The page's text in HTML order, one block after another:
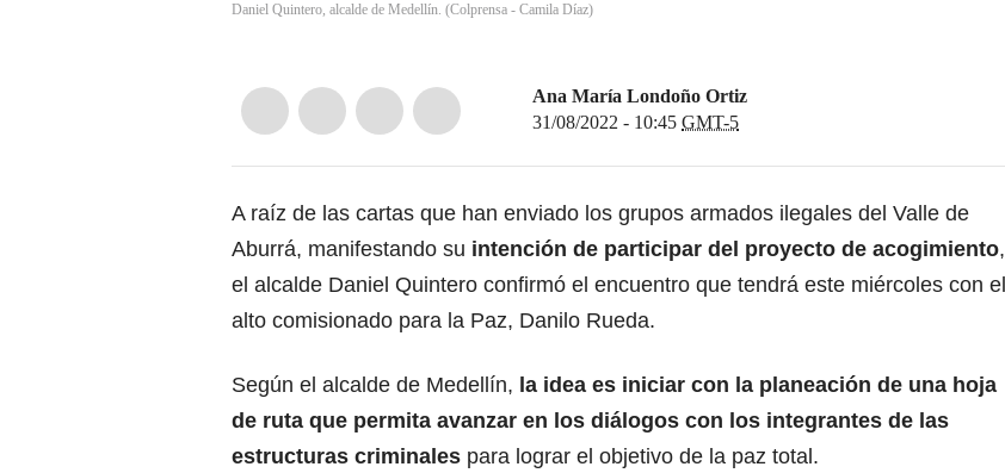
Daniel Quintero, alcalde de Medellín. (Colprensa - Camila Díaz)
Ana María Londoño Ortiz
31/08/2022 - 10:45 GMT-5
A raíz de las cartas que han enviado los grupos armados ilegales del Valle de
Aburrá, manifestando su intención de participar del proyecto de acogimiento,
el alcalde Daniel Quintero confirmó el encuentro que tendrá este miércoles con el
alto comisionado para la Paz, Danilo Rueda.
Según el alcalde de Medellín, la idea es iniciar con la planeación de una hoja
de ruta que permita avanzar en los diálogos con los integrantes de las
estructuras criminales para lograr el objetivo de la paz total.